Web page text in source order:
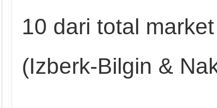
10 dari total
(Izberk-Bilgin &